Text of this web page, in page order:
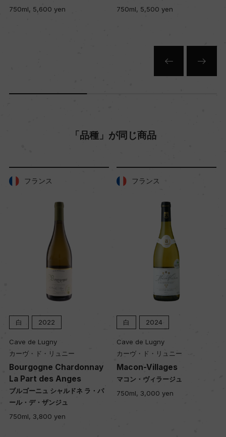
750ml, 5,600 yen
750ml, 5,500 yen
「品種」が同じ商品
フランス
白 2022
Cave de Lugny
カーヴ・ド・リュニー
Bourgogne Chardonnay
La Part des Anges
ブルゴーニュ シャルドネ ラ・パ
ール・デ・ザンジュ
750ml, 3,800 yen
フランス
白 2024
Cave de Lugny
カーヴ・ド・リュニー
Macon-Villages
マコン・ヴィラージュ
750ml, 3,000 yen